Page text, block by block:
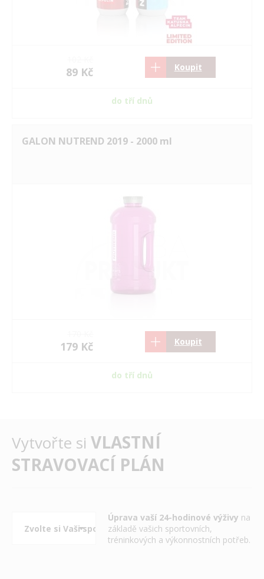
89 Kč Koupit
do tří dnů
GALON NUTREND 2019 - 2000 ml
179 Kč Koupit
do tří dnů
Vytvořte si VLASTNÍ
STRAVOVACÍ PLÁN
Úprava vaší 24-hodinové výživy na
základě vašich sportovních,
tréninkových a výkonnostních potřeb.